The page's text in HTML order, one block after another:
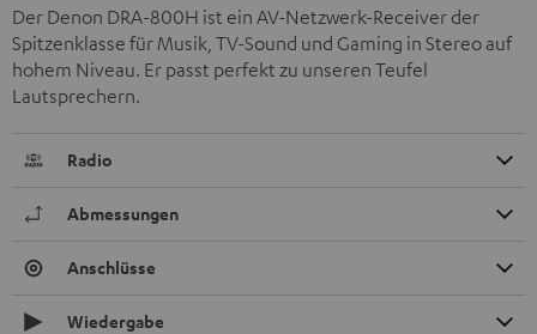
Der Denon DRA-800H ist ein AV-Netzwerk-Receiver der
Spitzenklasse für Musik, TV-Sound und Gaming in Stereo auf
hohem Niveau. Er passt perfekt zu unseren Teufel
Lautsprechern.
Radio
Abmessungen
Anschlüsse
Wiedergabe